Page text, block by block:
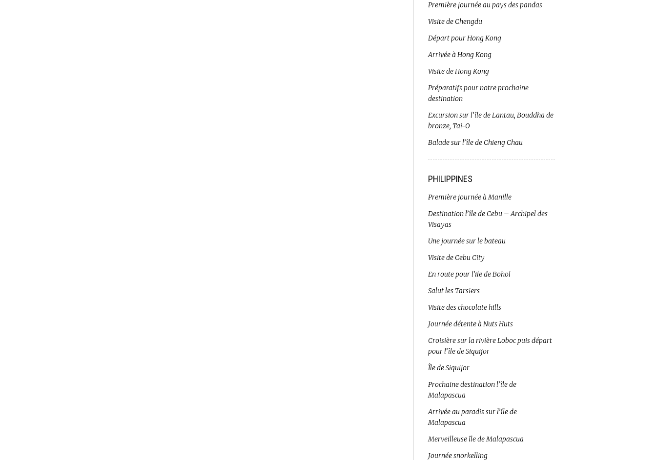
Première journée au pays des pandas
Visite de Chengdu
Départ pour Hong Kong
Arrivée à Hong Kong
Visite de Hong Kong
Préparatifs pour notre prochaine
destination
Excursion sur l’île de Lantau, Bouddha de
bronze, Tai-O
Balade sur l’île de Chieng Chau
PHILIPPINES
Première journée à Manille
Destination l’île de Cebu – Archipel des
Visayas
Une journée sur le bateau
Visite de Cebu City
En route pour l’ile de Bohol
Salut les Tarsiers
Visite des chocolate hills
Journée détente à Nuts Huts
Croisière sur la rivière Loboc puis départ
pour l’île de Siquijor
Île de Siquijor
Prochaine destination l’île de
Malapascua
Arrivée au paradis sur l’île de
Malapascua
Merveilleuse île de Malapascua
Journée snorkelling